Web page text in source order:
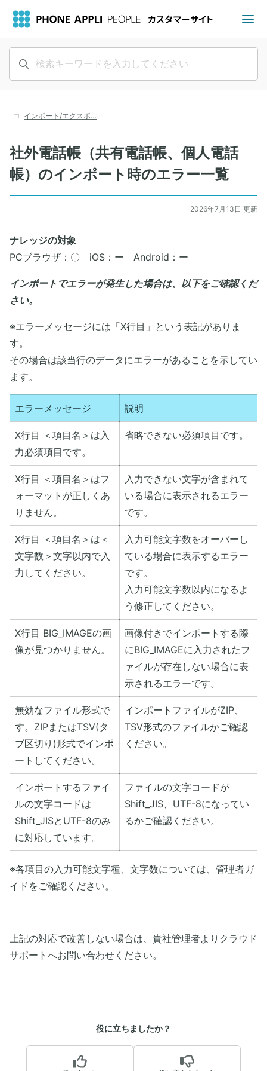
インポート/エクスポ…
社外電話帳（共有電話帳、個人電話
帳）のインポート時のエラー一覧
2026年7月13日 更新
ナレッジの対象
PCブラウザ：〇 iOS：ー Android：ー
インポートでエラーが発生した場合は、以下をご確認くだ
さい。
※エラーメッセージには「X行目」という表記がありま
す。
その場合は該当行のデータにエラーがあることを示してい
ます。
エラーメッセージ 説明
X行目 ＜項目名＞は入
力必須項目です。
省略できない必須項目です。
X行目 ＜項目名＞はフ
ォーマットが正しくあ
りません。
入力できない文字が含まれて
いる場合に表示されるエラー
です。
X行目 ＜項目名＞は＜
文字数＞文字以内で入
力してください。
入力可能文字数をオーバーし
ている場合に表示するエラー
です。
入力可能文字数以内になるよ
う修正してください。
X行目 BIG_IMAGEの画
像が見つかりません。
画像付きでインポートする際
にBIG_IMAGEに入力されたフ
ァイルが存在しない場合に表
示されるエラーです。
無効なファイル形式で
す。ZIPまたはTSV(タ
ブ区切り)形式でインポ
ートしてください。
インポートファイルがZIP、
TSV形式のファイルかご確認
ください。
インポートするファイ
ルの文字コードは
Shift_JISとUTF-8のみ
に対応しています。
ファイルの文字コードが
Shift_JIS、UTF-8になってい
るかご確認ください。
※各項目の入力可能文字種、文字数については、管理者ガ
イドをご確認ください。
上記の対応で改善しない場合は、貴社管理者よりクラウド
サポートへお問い合わせください。
役に立ちましたか？